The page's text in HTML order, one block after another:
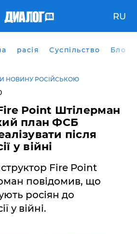
RU
расія Суспільство Блоги
НОВИНУ РОСІЙСЬКОЮ
Point Штілерман
план ФСБ
після
у війні
Fire Point
повідомив, що
росіян до
у війні.